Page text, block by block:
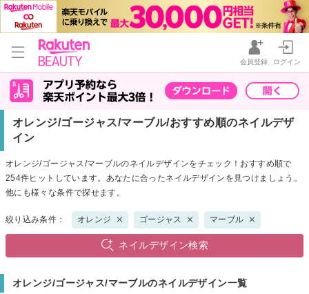
会員登録 ログイン
オレンジ/ゴージャス/マーブル/おすすめ順のネイルデザ
イン
オレンジ/ゴージャス/マーブルのネイルデザインをチェック！おすすめ順で
254件ヒットしています。あなたに合ったネイルデザインを見つけましょう。
他にも様々な条件で探せます。
絞り込み条件： オレンジ ゴージャス マーブル
ネイルデザイン検索
オレンジ/ゴージャス/マーブルのネイルデザイン一覧